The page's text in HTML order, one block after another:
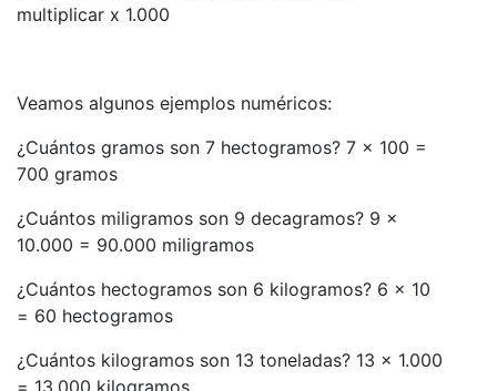
multiplicar x 1.000
Veamos algunos ejemplos numéricos:
¿Cuántos gramos son 7 hectogramos? 7 x 100 =
700 gramos
¿Cuántos miligramos son 9 decagramos? 9 x
10.000 = 90.000 miligramos
¿Cuántos hectogramos son 6 kilogramos? 6 x 10
= 60 hectogramos
¿Cuántos kilogramos son 13 toneladas? 13 x 1.000
= 13.000 kilogramos